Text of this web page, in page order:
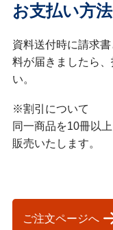
お支払い方法
資料送付時に請求
料が届きましたら
い。
※割引について
同一商品を10冊以
販売いたします。
ご注文ページへ